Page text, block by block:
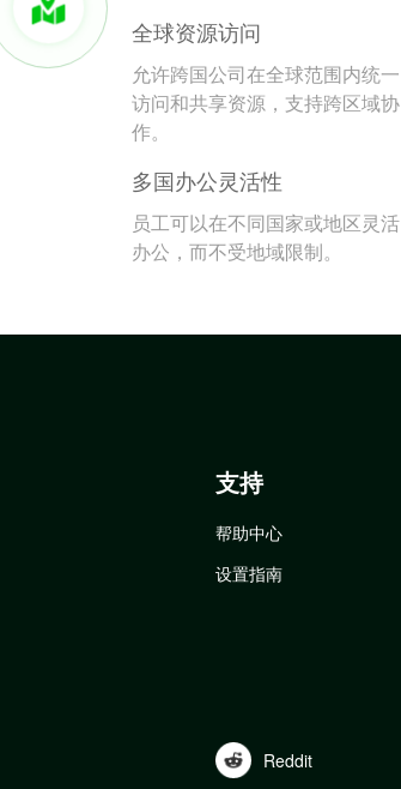
全球资源访问
允许跨国公司在全球范围内统一
访问和共享资源，支持跨区域协
作。
多国办公灵活性
员工可以在不同国家或地区灵活
办公，而不受地域限制。
支持
帮助中心
设置指南
Reddit